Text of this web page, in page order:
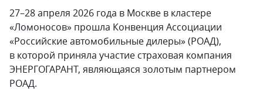
27–28 апреля 2026 года в Москве в кластере
«Ломоносов» прошла Конвенция Ассоциации
«Российские автомобильные дилеры» (РОАД)‚
в которой приняла участие страховая компания
ЭНЕРГОГАРАНТ‚ являющаяся золотым партнером
РОАД.